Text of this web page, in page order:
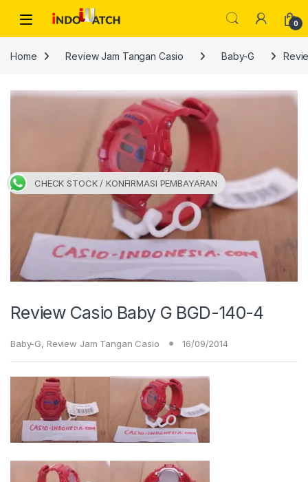
Open 0
Home Review Jam Tangan Casio Baby-G
Review Casio Baby G BGD-140-4
Baby-G, Review Jam Tangan Casio 16/09/2014
CHECK STOCK / KONFIRMASI PEMBAYARAN